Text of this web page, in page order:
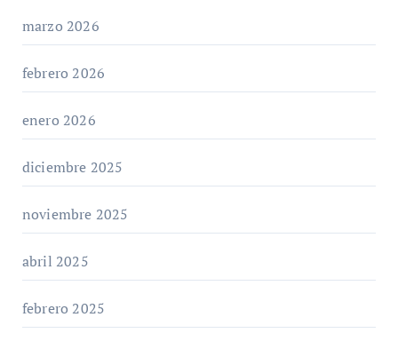
marzo 2026
febrero 2026
enero 2026
diciembre 2025
noviembre 2025
abril 2025
febrero 2025